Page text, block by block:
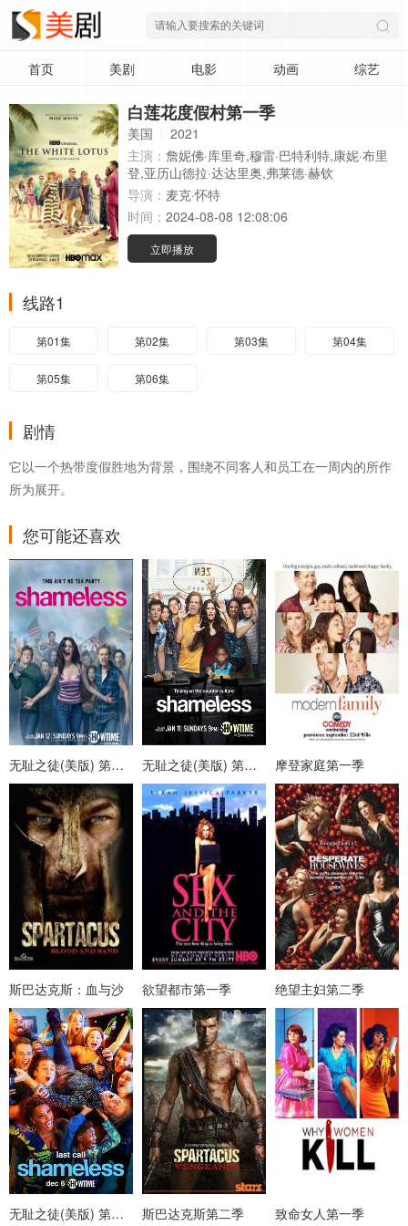
首页 美剧 电影 动画 综艺
白莲花度假村第一季
美国
2021
主演： 詹妮佛·库里奇,穆雷·巴特利特,康妮·布里
登,亚历山德拉·达达里奥,弗莱德·赫钦
导演： 麦克·怀特
时间： 2024-08-08 12:08:06
立即播放
线路1
第01集 第02集 第03集 第04集
第05集 第06集
剧情
它以一个热带度假胜地为背景，围绕不同客人和员工在一周内的所作
所为展开。
您可能还喜欢
无耻之徒(美版) 第四季 无耻之徒(美版) 第五季 摩登家庭第一季
斯巴达克斯：血与沙 欲望都市第一季 绝望主妇第二季
无耻之徒(美版) 第十一季 斯巴达克斯第二季 致命女人第一季